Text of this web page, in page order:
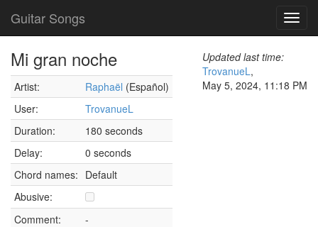
Guitar Songs
Mi gran noche
Artist: Raphaël (Español)
User:
TrovanueL
Duration:
180 seconds
Delay:
0 seconds
Chord names: Default
Abusive:
Comment:
-
Updated last time:
TrovanueL,
May 5, 2024, 11:18 PM